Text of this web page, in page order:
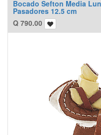
Bocado Sefton Media
Pasadores 12.5 cm
Q 790.00